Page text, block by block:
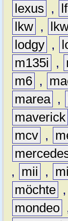
lexus
,
lkw ,
lodgy ,
m135i
,
m6 ,
marea ,
maverick
mcv ,
,
mii ,
möchte ,
mondeo